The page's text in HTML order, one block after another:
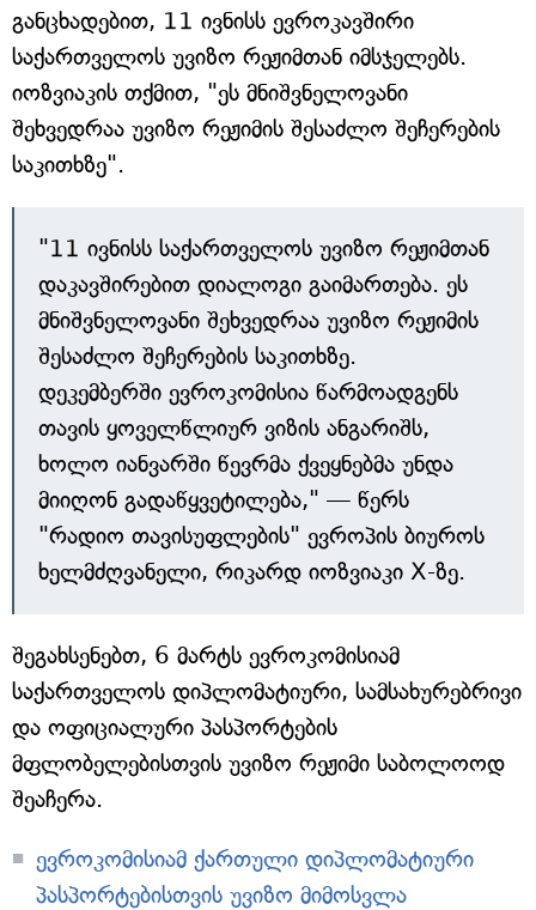
განცხადებით, 11 ივნისს ევროკავშირი
საქართველოს უვიზო რეჟიმთან იმსჯელებს.
იოზვიაკის თქმით, "ეს მნიშვნელოვანი
შეხვედრაა უვიზო რეჟიმის შესაძლო შეჩერების
საკითხზე".
"11 ივნისს საქართველოს უვიზო რეჟიმთან
დაკავშირებით დიალოგი გაიმართება. ეს
მნიშვნელოვანი შეხვედრაა უვიზო რეჟიმის
შესაძლო შეჩერების საკითხზე.
დეკემბერში ევროკომისია წარმოადგენს
თავის ყოველწლიურ ვიზის ანგარიშს,
ხოლო იანვარში წევრმა ქვეყნებმა უნდა
მიიღონ გადაწყვეტილება," — წერს
"რადიო თავისუფლების" ევროპის ბიუროს
ხელმძღვანელი, რიკარდ იოზვიაკი X-ზე.
შეგახსენებთ, 6 მარტს ევროკომისიამ
საქართველოს დიპლომატიური, სამსახურებრივი
და ოფიციალური პასპორტების
მფლობელებისთვის უვიზო რეჟიმი საბოლოოდ
შეაჩერა.
ევროკომისიამ ქართული დიპლომატიური
პასპორტებისთვის უვიზო მიმოსვლა